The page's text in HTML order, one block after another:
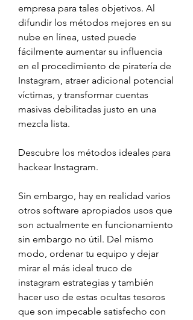
empresa para tales objetivos. Al
difundir los métodos mejores en su
nube en línea, usted puede
fácilmente aumentar su influencia
en el procedimiento de piratería de
Instagram, atraer adicional potencial
víctimas, y transformar cuentas
masivas debilitadas justo en una
mezcla lista.
Descubre los métodos ideales para
hackear Instagram.
Sin embargo, hay en realidad varios
otros software apropiados usos que
son actualmente en funcionamiento
sin embargo no útil. Del mismo
modo, ordenar tu equipo y dejar
mirar el más ideal truco de
instagram estrategias y también
hacer uso de estas ocultas tesoros
que son impecable satisfecho con